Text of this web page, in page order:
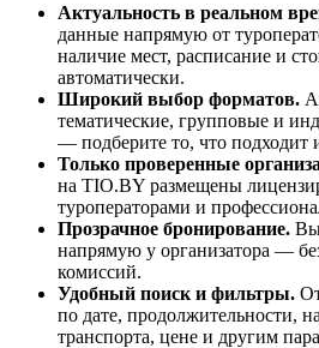
Актуальность в реальном
данные напрямую от
наличие мест, расписание и
автоматически.
Широкий выбор форматов.
тематические, групповые и
— подберите то, что подходит
Только проверенные
на TIO.BY размещены
туроператорами и
Прозрачное бронирование. Вы
напрямую у организатора —
комиссий.
Удобный поиск и фильтры.
по дате, продолжительности,
транспорта, цене и другим